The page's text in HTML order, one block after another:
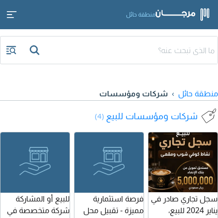
منطقة حائل
منطقة حائل شركات ومؤسسات
شركات ومؤسسات للبيع (4)
سجل تجاري صادر في
يناير 2024 للبيع،
فرصة استثمارية
مميزة - تقبيل محل
للبيع أو المشاركة
شركة متخصصة في